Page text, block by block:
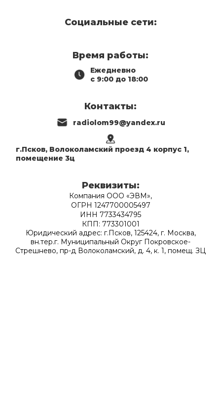
Социальные сети:
Время работы:
Ежедневно
с 9:00 до 18:00
Контакты:
radiolom99@yandex.ru
г.Псков, Волоколамский проезд 4 корпус 1,
помещение 3ц
Реквизиты:
Компания ООО «ЭВМ»,
ОГРН 1247700005497
ИНН 7733434795
КПП: 773301001
Юридический адрес: г.Псков, 125424, г. Москва,
вн.тер.г. Муниципальный Округ Покровское-
Стрешнево, пр-д Волоколамский, д. 4, к. 1, помещ. ЗЦ